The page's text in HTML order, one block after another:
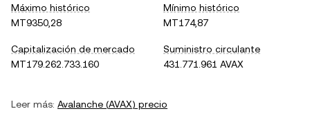
Máximo histórico
MT9350,28
Mínimo histórico
MT174,87
Capitalización de mercado
MT179.262.733.160
Suministro circulante
431.771.961 AVAX
Leer más: Avalanche (AVAX) precio